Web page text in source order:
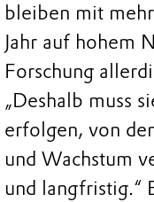
bleiben mit
Jahr auf hohem
Forschung
„Deshalb muss
erfolgen, von
und Wachstum
und langfristig.“